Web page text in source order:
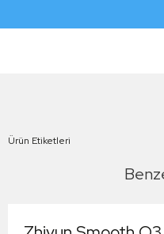
Ürün Etiketleri